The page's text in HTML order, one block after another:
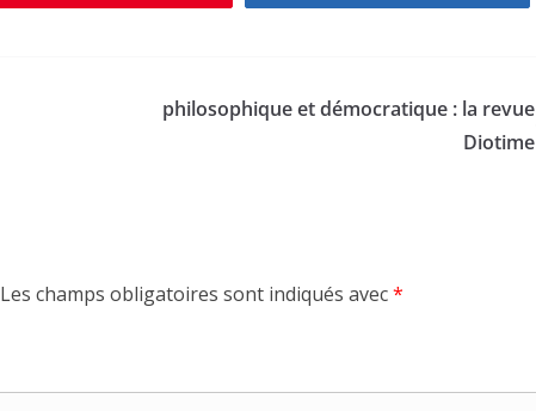
philosophique et démocratique : la revue
Diotime
Les champs obligatoires sont indiqués avec*